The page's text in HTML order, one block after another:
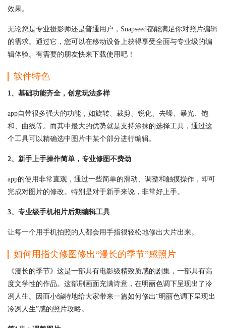
效果。
无论您是专业摄影师还是普通用户，Snapseed都能满足你对照片编辑
的需求。通过它，您可以在移动设备上获得享受全面与专业级的编
辑体验。有需要的朋友快来下载使用吧！
软件特色
1、基础功能齐全，创意玩法多样
app自带很多强大的功能，如旋转、裁剪、锐化、去噪、暴光、饱
和、曲线等。而其中最大的优势就是支持涂抹的选择工具，通过这
个工具可以精确选中图片中某个部分进行编辑。
2、新手上手操作简单，专业修图不费劲
app的使用非常直观，通过一些简单的滑动、调整和触摸操作，即可
完成对图片的修改。特别是对于新手来说，非常好上手。
3、专业级手机相片后期编辑工具
让每一个用手机拍照的人都会用手指很轻松地修出大片出来。
如何用指尖修图修出“漫长的季节”感照片
《漫长的季节》这是一部具有电影级精致质感的剧集，一部具有高
度文学性的作品。这部剧画面充满诗意，在明丽色调下呈现出了冷
冽人生。因而小编特地给大家带来一篇如何修出“明丽色调下呈现出
冷冽人生”感的照片攻略。